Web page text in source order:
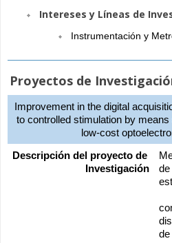
Intereses y Líneas de
Instrumentación y
Proyectos de
Improvement in the digital
to controlled stimulation by
low-cost
Descripción del proyecto de
Investigación
de